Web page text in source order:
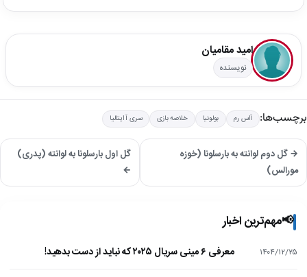
امید مقامیان
نویسنده
برچسب‌ها: آاس رم بولونیا خلاصه بازی سری آ ایتالیا
→ گل دوم لوانته به بارسلونا (خوزه
مورالس)
گل اول بارسلونا به لوانته (پدری)
←
📢مهم‌ترین اخبار
۱۴۰۴/۱۲/۲۵ معرفی ۶ مینی سریال ۲۰۲۵ که نباید از دست بدهید!